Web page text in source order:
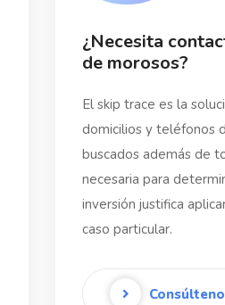
¿Necesita
de morosos?
El skip trace es la
domicilios y teléfonos
buscados además de
necesaria para
inversión justifica
caso particular.